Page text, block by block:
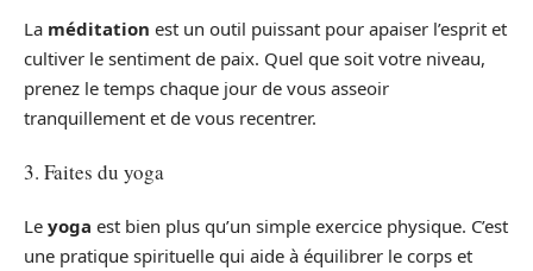
La méditation est un outil puissant pour apaiser l’esprit et
cultiver le sentiment de paix. Quel que soit votre niveau,
prenez le temps chaque jour de vous asseoir
tranquillement et de vous recentrer.
3. Faites du yoga
Le yoga est bien plus qu’un simple exercice physique. C’est
une pratique spirituelle qui aide à équilibrer le corps et